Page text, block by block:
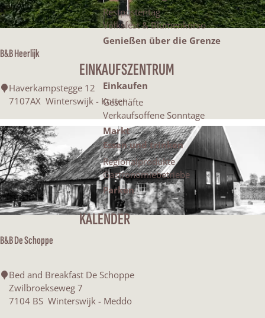
Restpostentag
Volksfest & Blumenkorso
Genießen über die Grenze
EINKAUFSZENTRUM
Einkaufen
Geschäfte
Verkaufsoffene Sonntage
Markt
Essen und trinken
Regionalprodukte
Gastronomiebetriebe
Parken
KALENDER
c
h
t
e
s
t
d
u
n
a
c
:
e
n
a
c
:
B&B Heerlijk
B
H
e
e
r
l
i
j
k
Haverkampstegge 12
7107AX Winterswijk - Kotten
B&B De Schoppe
B Bed and Breakfast De Schoppe
Zwilbroekseweg 7
7104 BS Winterswijk - Meddo